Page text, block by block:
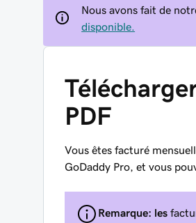
Nous avons fait de
disponible.
PDF
Vous êtes facturé
GoDaddy Pro, et vous
Remarque: les